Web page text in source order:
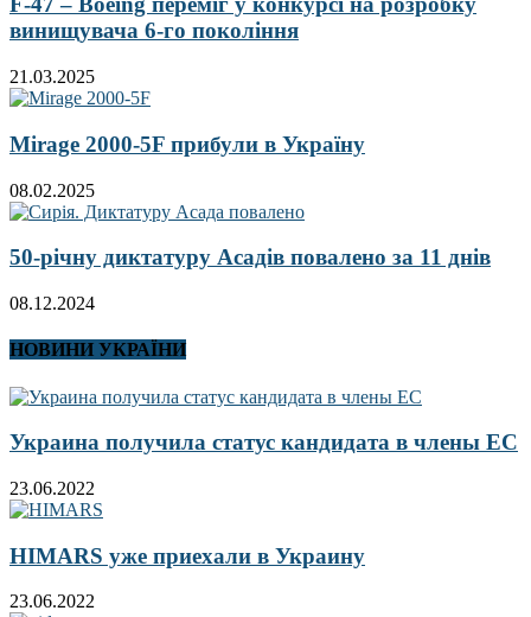
винищувача 6-го покоління
21.03.2025
Mirage 2000-5F прибули в Україну
08.02.2025
50-річну диктатуру Асадів повалено за 11 днів
08.12.2024
НОВИНИ УКРАЇНИ
Украина получила статус кандидата в члены ЕС
23.06.2022
HIMARS уже приехали в Украину
23.06.2022